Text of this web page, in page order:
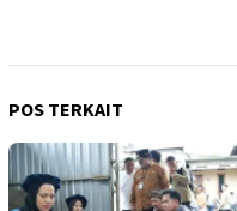
POS TERKAIT